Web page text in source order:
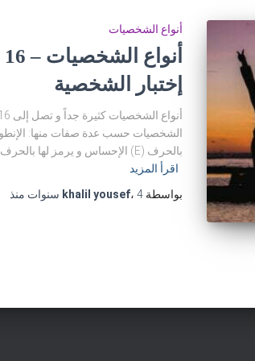
أنواع الشخصيات
إختبار الشخصية
بالحرف (E) الإحساس و يرمز لها بالحرف (S) أو الحدس و يرمز له بالحرف (N) التفكير و يرمز له
اقرأ المزيد
بواسطة
khalil yousef،4 سنوات منذ